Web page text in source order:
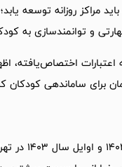
مراکز روزانه توسعه
و توانمندسازی به
وی